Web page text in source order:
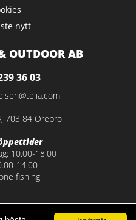
nytt
OUTDOOR AB
36 03
703 84 Örebro
10.00-18.00
14.00
fishing